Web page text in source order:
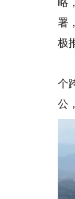
略
署
极
个
公